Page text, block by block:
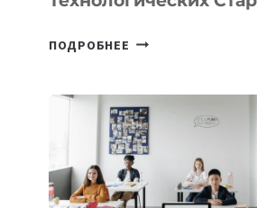
ПОДРОБНЕЕ ОТКРЫТ
DEAL
VELOCITY
BY
MOST
—